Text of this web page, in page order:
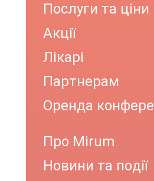
Послуги та ціни
Акції
Лікарі
Партнерам
Оренда
Про Mirum
Новини та події